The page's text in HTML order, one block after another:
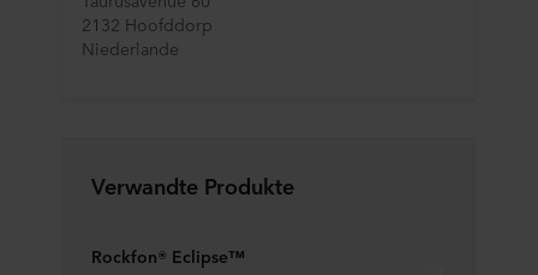
2132 Hoofddorp
Niederlande
Verwandte Produkte
Rockfon® Eclipse™